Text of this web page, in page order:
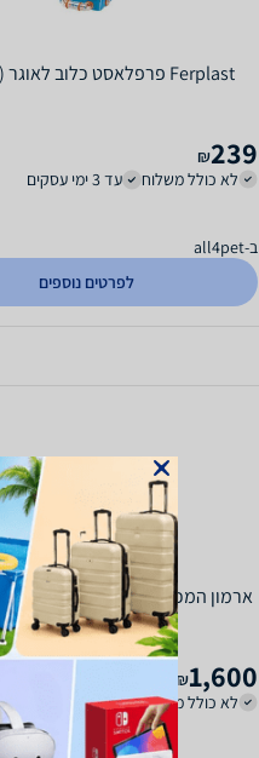
Ferplast פרפלאסט כלוב לאוגר (קומבי 1)
239
₪
לא כולל משלוח
עד 3 ימי עסקים
ב-all4pet
לפרטים נוספים
ארמון המכרסמים המפואר – כלוב
למכרסמים עם גג נפתח
1,600
₪
לא כולל משלוח
עד 3 ימי עסקים